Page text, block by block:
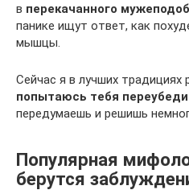
в перекачанного м
панике ищут ответ, как
мышцы.
Сейчас я в лучших традициях
попытаюсь тебя
передумаешь и решишь
Популярная
берутся